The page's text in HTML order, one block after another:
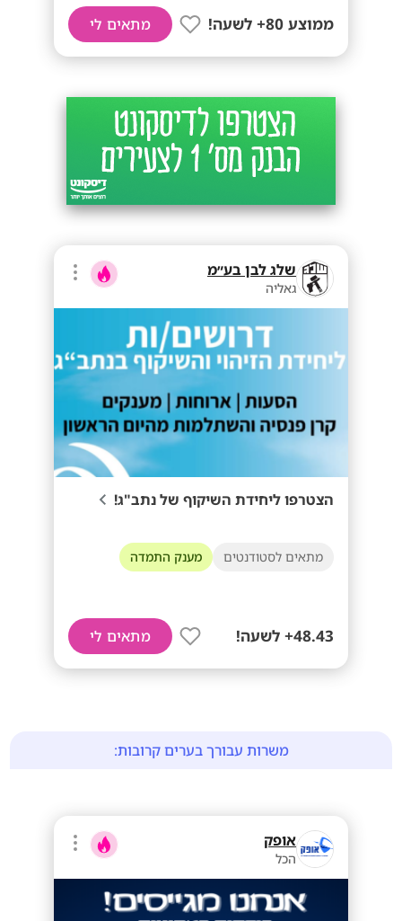
ממוצע 80+ לשעה! מתאים לי
שלג לבן בע״מ
גאליה
הצטרפו ליחידת השיקוף של נתב"ג!
מתאים לסטודנטים מענק התמדה
48.43+ לשעה! מתאים לי
משרות עבורך בערים קרובות:
אופק
הכל